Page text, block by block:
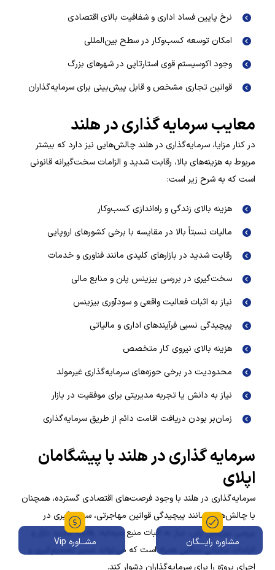
نرخ پایین فساد اداری و شفافیت بالای اقتصادی
امکان توسعه کسب‌وکار در سطح بین‌المللی
وجود اکوسیستم قوی استارتاپی در شهرهای بزرگ
قوانین تجاری مشخص و قابل پیش‌بینی برای سرمایه‌گذاران
معایب سرمایه گذاری در هلند
در کنار مزایا، سرمایه‌گذاری در هلند چالش‌هایی نیز دارد که بیشتر
مربوط به هزینه‌های بالا، رقابت شدید و الزامات سخت‌گیرانه قانونی
است که به شرح زیر است:
هزینه بالای زندگی و راه‌اندازی کسب‌وکار
مالیات نسبتاً بالا در مقایسه با برخی کشورهای اروپایی
رقابت شدید در بازارهای کلیدی مانند فناوری و خدمات
سخت‌گیری در بررسی بیزینس پلن و منابع مالی
نیاز به اثبات فعالیت واقعی و سودآوری بیزینس
پیچیدگی نسبی فرآیندهای اداری و مالیاتی
هزینه بالای نیروی کار متخصص
محدودیت در برخی حوزه‌های سرمایه‌گذاری غیرمولد
نیاز به دانش یا تجربه مدیریتی برای موفقیت در بازار
زمان‌بر بودن دریافت اقامت دائم از طریق سرمایه‌گذاری
سرمایه گذاری در هلند با پیشگامان
اپلای
سرمایه‌گذاری در هلند با وجود فرصت‌های اقتصادی گسترده، همچنان
با چالش‌هایی مانند پیچیدگی قوانین مهاجرتی، سخت‌گیری در
بررسی بیزینس پلن، نیاز به اثبات منبع سرمایه، رقابت شدید بازار و
الزامات مالیاتی سنگین همراه است که می‌تواند مسیر تصمیم‌گیری و
اجرای پروژه را برای سرمایه‌گذاران دشوار کند.
مشاوره رایـــگان مشــاوره Vip